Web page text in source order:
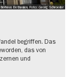
Bethanien, Foto: Georg Schroeder
begriffen. Das
das von
und